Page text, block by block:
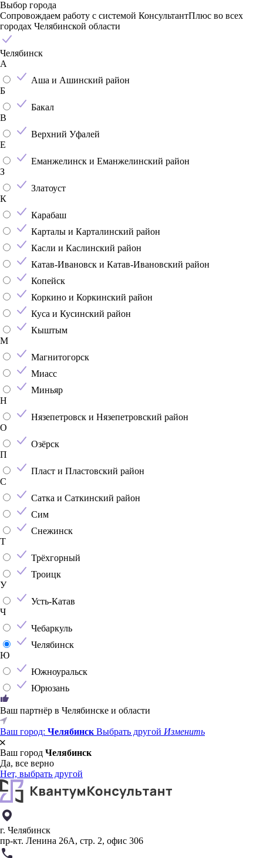
Выбор города
Сопровождаем работу с системой КонсультантПлюс во всех
городах Челябинской области
Челябинск
А
Аша и Ашинский район
Б
Бакал
В
Верхний Уфалей
Е
Еманжелинск и Еманжелинский район
З
Златоуст
К
Карабаш
Карталы и Карталинский район
Касли и Каслинский район
Катав-Ивановск и Катав-Ивановский район
Копейск
Коркино и Коркинский район
Куса и Кусинский район
Кыштым
М
Магнитогорск
Миасс
Миньяр
Н
Нязепетровск и Нязепетровский район
О
Озёрск
П
Пласт и Пластовский район
С
Сатка и Саткинский район
Сим
Снежинск
Т
Трёхгорный
Троицк
У
Усть-Катав
Ч
Чебаркуль
Челябинск
Ю
Южноуральск
Юрюзань
Ваш партнёр в Челябинске и области
Ваш город: Челябинск Выбрать другой Изменить
Ваш город Челябинск
Да, все верно
Нет, выбрать другой
г. Челябинск
пр-кт. Ленина 26А, стр. 2, офис 306